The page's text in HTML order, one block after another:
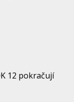
12 pokračují